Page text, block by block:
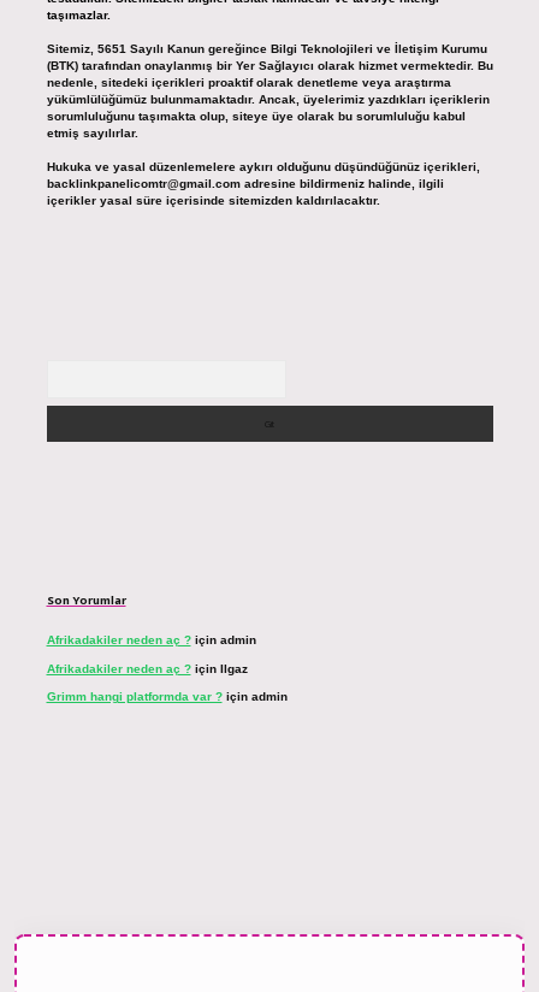
taşımazlar.
Sitemiz, 5651 Sayılı Kanun gereğince Bilgi Teknolojileri ve İletişim Kurumu
(BTK) tarafından onaylanmış bir Yer Sağlayıcı olarak hizmet vermektedir. Bu
nedenle, sitedeki içerikleri proaktif olarak denetleme veya araştırma
yükümlülüğümüz bulunmamaktadır. Ancak, üyelerimiz yazdıkları içeriklerin
sorumluluğunu taşımakta olup, siteye üye olarak bu sorumluluğu kabul
etmiş sayılırlar.
Hukuka ve yasal düzenlemelere aykırı olduğunu düşündüğünüz içerikleri,
backlinkpanelicomtr@gmail.comadresine bildirmeniz halinde, ilgili
içerikler yasal süre içerisinde sitemizden kaldırılacaktır.
Son Yorumlar
Afrikadakiler neden aç ?için admin
Afrikadakiler neden aç ?için Ilgaz
Grimm hangi platformda var ?için admin